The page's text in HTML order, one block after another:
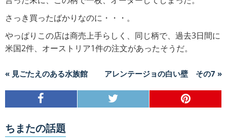
さっき買ったばかりなのに・・・。
やっぱりこの店は商売上手らしく、同じ柄で、過去3日間に
米国2件、オーストリア1件の注文があったそうだ。
« 見ごたえのある水族館 アレンテージョの白い壁 その7 »
ちまたの話題